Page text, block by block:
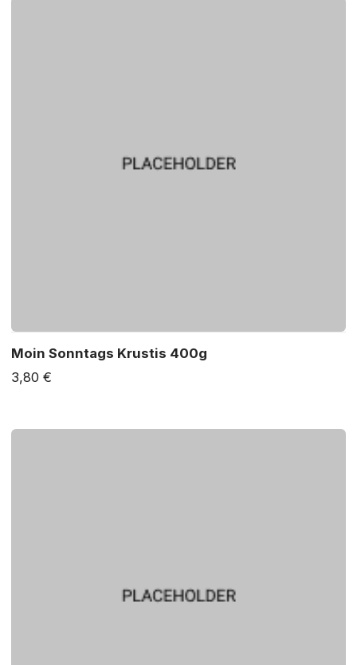
Moin Sonntags Krustis 400g
3,80 €